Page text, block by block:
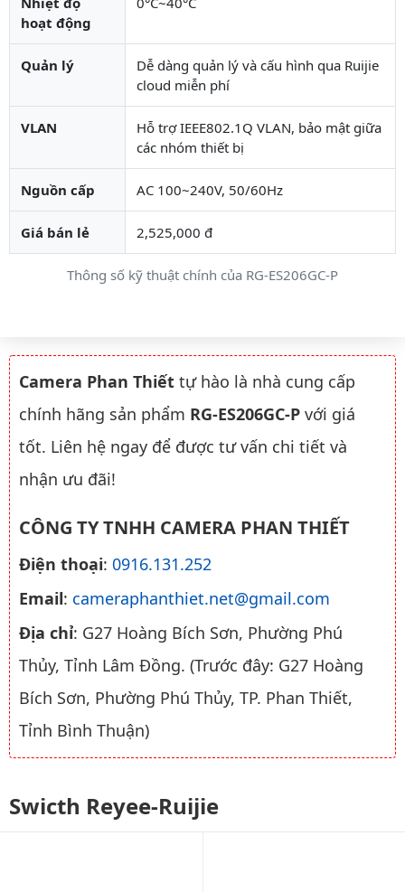
Thông số kỹ thuật chính của RG-ES206GC-P
hoạt động
Quản lý
Dễ dàng quản lý và cấu hình qua Ruijie
cloud miễn phí
VLAN
Hỗ trợ IEEE802.1Q VLAN, bảo mật giữa
các nhóm thiết bị
Nguồn cấp AC 100~240V, 50/60Hz
Giá bán lẻ 2,525,000 đ
Camera Phan Thiết tự hào là nhà cung cấp
chính hãng sản phẩm RG-ES206GC-P với giá
tốt. Liên hệ ngay để được tư vấn chi tiết và
nhận ưu đãi!
CÔNG TY TNHH CAMERA PHAN THIẾT
Điện thoại: 0916.131.252
Email: cameraphanthiet.net@gmail.com
Địa chỉ: G27 Hoàng Bích Sơn, Phường Phú
Thủy, Tỉnh Lâm Đồng. (Trước đây: G27 Hoàng
Bích Sơn, Phường Phú Thủy, TP. Phan Thiết,
Tỉnh Bình Thuận)
Swicth Reyee-Ruijie